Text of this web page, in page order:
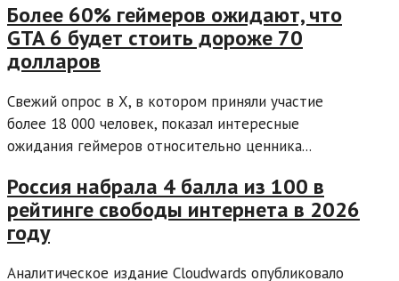
Более 60% геймеров ожидают, что
GTA 6 будет стоить дороже 70
долларов
Свежий опрос в X, в котором приняли участие
более 18 000 человек, показал интересные
ожидания геймеров относительно ценника...
Россия набрала 4 балла из 100 в
рейтинге свободы интернета в 2026
году
Аналитическое издание Cloudwards опубликовало